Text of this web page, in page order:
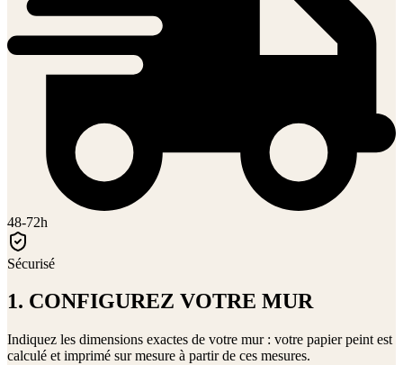
48-72h
Sécurisé
1. CONFIGUREZ VOTRE MUR
Indiquez les dimensions exactes de votre mur : votre papier peint est
calculé et imprimé sur mesure à partir de ces mesures.